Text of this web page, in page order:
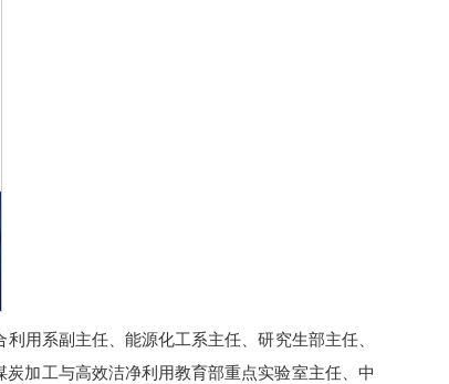
用系副主任、能源化工系主任、研究生部主任、
加工与高效洁净利用教育部重点实验室主任、中